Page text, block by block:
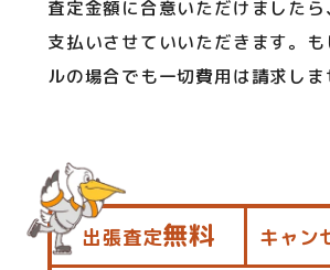
査定金額に合意いただけました
支払いさせていいただきます。
ルの場合でも一切費用は請求しま
出張査定無料 キャン